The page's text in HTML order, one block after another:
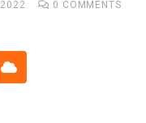
2022 0 COMMENTS
Cloud